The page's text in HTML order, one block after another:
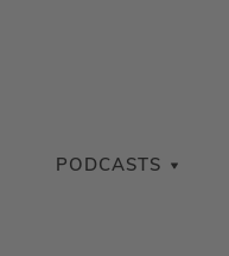
PODCASTS